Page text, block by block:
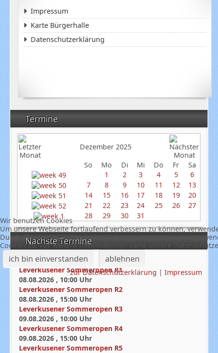
Termine
Dezember 2025
So
Mo Di Mi Do Fr
Sa
1
2 3 4 5
6
7
8 9 10 11 12
13
14
15 16 17 18 19
20
21
22 23 24 25 26
27
28
29 30 31
Nächste Termine
07.08.2026,19:00Uhr
Leverkusener Sommeropen R1
08.08.2026 , 10:00 Uhr
Leverkusener Sommeropen R2
08.08.2026 , 15:00 Uhr
Leverkusener Sommeropen R3
09.08.2026 , 10:00 Uhr
Leverkusener Sommeropen R4
09.08.2026 , 15:00 Uhr
Leverkusener Sommeropen R5
Impressum
Karte Bürgerhalle
Datenschutzerklärung
Wir benutzen Cookies
Um unsere Webseite fortlaufend verbessern zu können,
Durch die weitere Nutzung der Webseite stimmen Sie der
Cookies zu. Für weitere Informationen siehe unsere
ich bin einverstanden ablehnen
zur Datenschutzerklärung | Impressum